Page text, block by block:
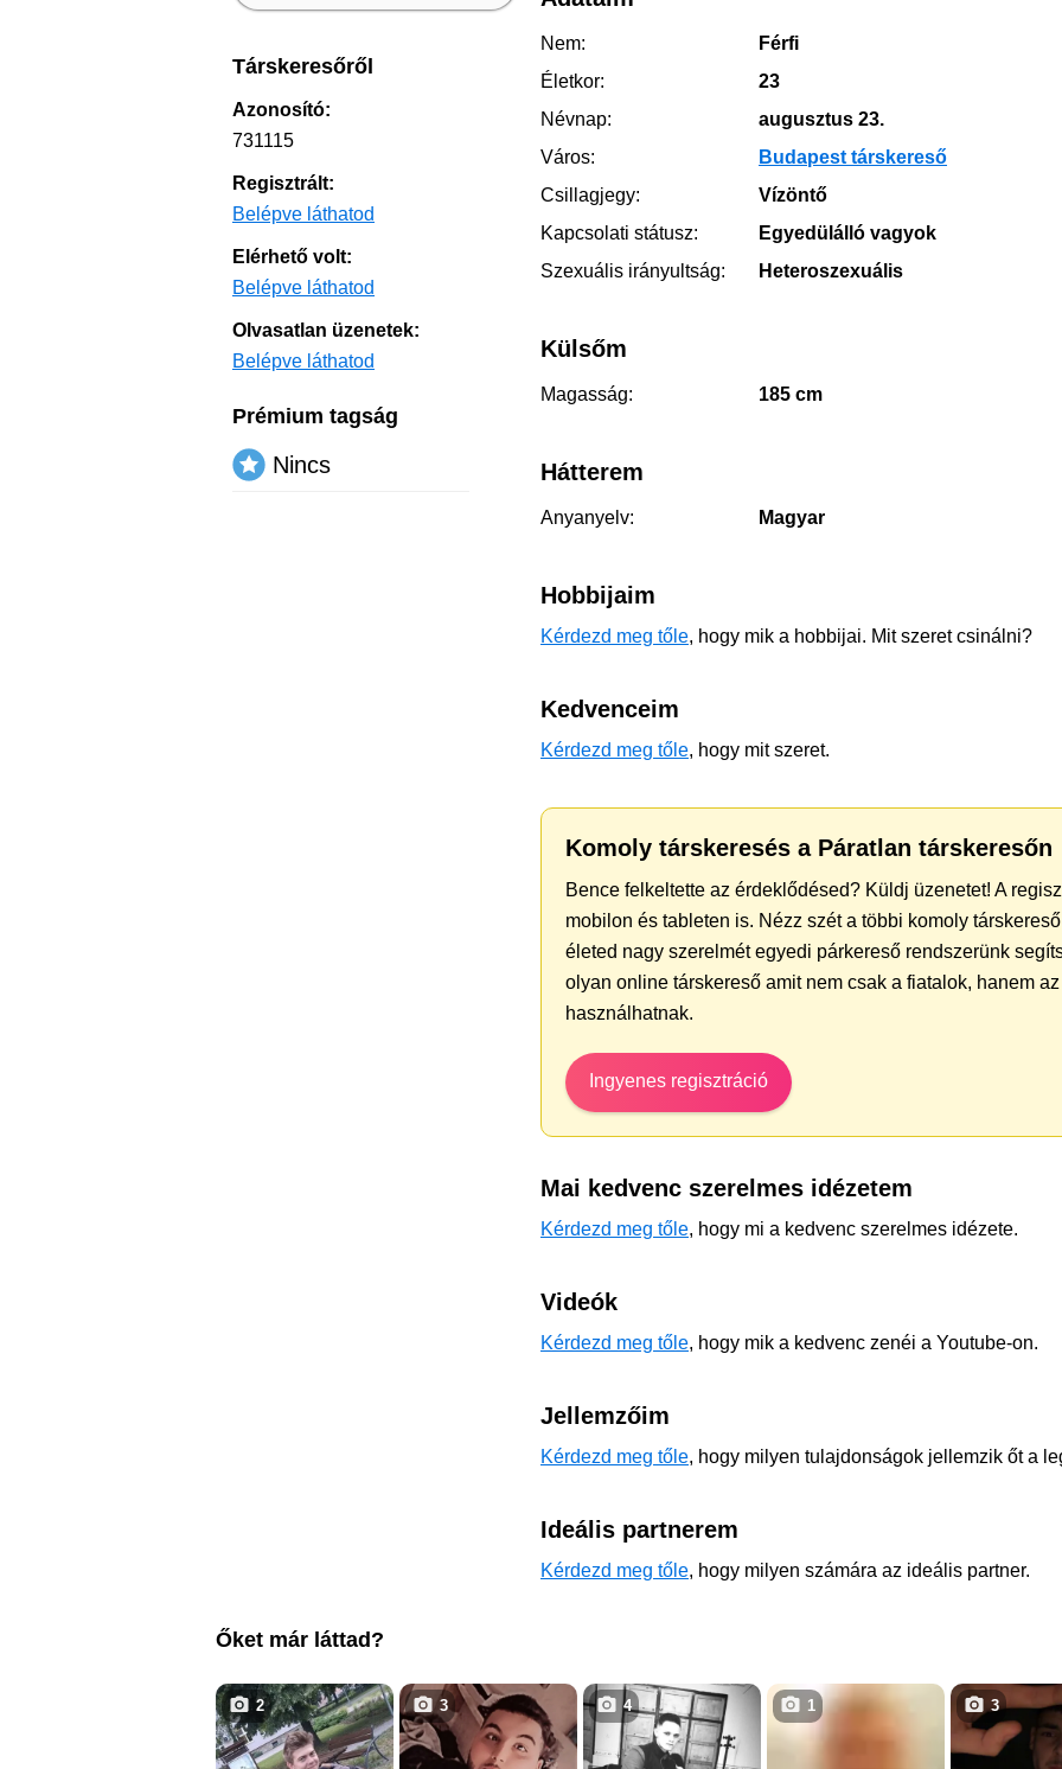
Nem:
Férfi
Életkor:
23
Névnap:
augusztus 23.
Város:
Budapest társkereső
Csillagjegy:
Vízöntő
Kapcsolati státusz:
Egyedülálló vagyok
Szexuális irányultság:
Heteroszexuális
Külsőm
Magasság: 185 cm
Hátterem
Anyanyelv: Magyar
Hobbijaim
Kérdezd meg tőle, hogy mik a hobbijai. Mit szeret csinálni?
Kedvenceim
Kérdezd meg tőle, hogy mit szeret.
Komoly társkeresés a Páratlan társkeresőn
Bence felkeltette az érdeklődésed? Küldj üzenetet! A
mobilon és tableten is. Nézz szét a többi komoly
életed nagy szerelmét egyedi párkereső rendszerünk
olyan online társkereső amit nem csak a fiatalok, hanem
használhatnak.
Ingyenes regisztráció
Mai kedvenc szerelmes idézetem
Kérdezd meg tőle, hogy mi a kedvenc szerelmes idézete.
Videók
Kérdezd meg tőle, hogy mik a kedvenc zenéi a Youtube-on.
Jellemzőim
Kérdezd meg tőle, hogy milyen tulajdonságok jellemzik őt a
Ideális partnerem
Kérdezd meg tőle, hogy milyen számára az ideális partner.
Társkeresőről
Azonosító:
731115
Regisztrált:
Belépve láthatod
Elérhető volt:
Belépve láthatod
Olvasatlan üzenetek:
Belépve láthatod
Prémium tagság
Nincs
Őket már láttad?
2 3 4 1 3